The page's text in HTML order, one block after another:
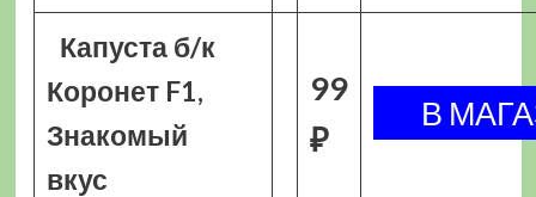
Капуста б/к
Коронет F1,
Знакомый
вкус
99
₽